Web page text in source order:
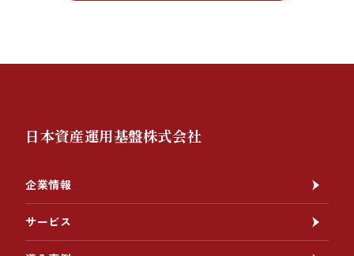
日本資産運用基盤株式会社
企業情報
サービス